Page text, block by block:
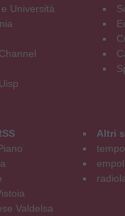
Università
Valdelsa
Altri